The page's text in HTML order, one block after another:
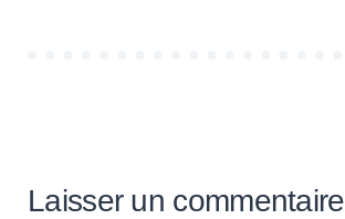
Laisser un commentaire